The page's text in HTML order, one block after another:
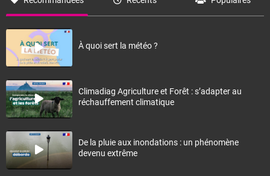
À quoi sert la météo ?
Climadiag Agriculture et Forêt : s’adapter au
réchauffement climatique
De la pluie aux inondations : un phénomène
devenu extrême